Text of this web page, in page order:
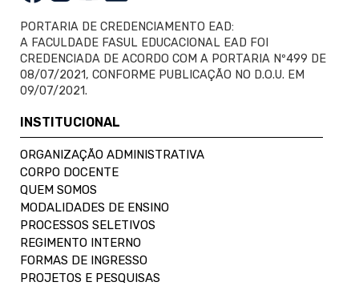
PORTARIA DE CREDENCIAMENTO EAD:
A FACULDADE FASUL EDUCACIONAL EAD FOI
CREDENCIADA DE ACORDO COM A PORTARIA Nº499 DE
08/07/2021, CONFORME PUBLICAÇÃO NO D.O.U. EM
09/07/2021.
INSTITUCIONAL
ORGANIZAÇÃO ADMINISTRATIVA
CORPO DOCENTE
QUEM SOMOS
MODALIDADES DE ENSINO
PROCESSOS SELETIVOS
REGIMENTO INTERNO
FORMAS DE INGRESSO
PROJETOS E PESQUISAS